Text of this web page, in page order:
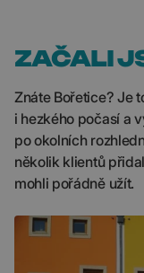
ZAČALI
Znáte Bořetice? Je
i hezkého počasí a
po okolních
několik klientů
mohli pořádně užít.